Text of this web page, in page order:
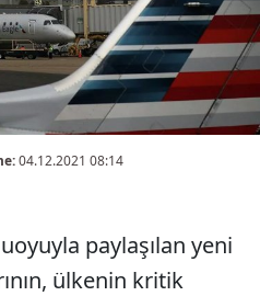
04.12.2021 08:14
paylaşılan yeni
ülkenin kritik